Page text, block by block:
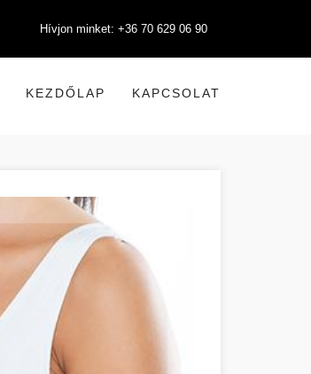
Hívjon minket: +36 70 629 06 90
KEZDŐLAP KAPCSOLAT